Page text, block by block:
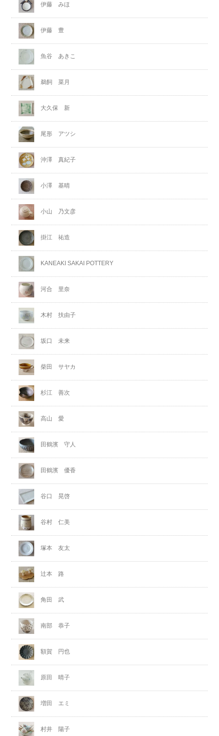
伊藤 みほ
伊藤 豊
魚谷 あきこ
鵜飼 菜月
大久保 新
尾形 アツシ
沖澤 真紀子
小澤 基晴
小山 乃文彦
掛江 祐造
KANEAKI SAKAI POTTERY
河合 里奈
木村 扶由子
坂口 未来
柴田 サヤカ
杉江 善次
高山 愛
田鶴濱 守人
田鶴濱 優香
谷口 晃啓
谷村 仁美
塚本 友太
辻本 路
角田 武
南部 恭子
額賀 円也
原田 晴子
増田 エミ
村井 陽子